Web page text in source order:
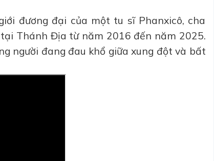
đương đại của một tu sĩ Phanxicô, cha
Thánh Địa từ năm 2016 đến năm 2025.
người đang đau khổ giữa xung đột và bất